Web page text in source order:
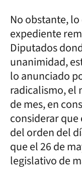
No obstante,
expediente
Diputados
unanimidad,
lo anunciado
radicalismo, el
de mes, en
considerar
del orden del
que el 26 de
legislativo de